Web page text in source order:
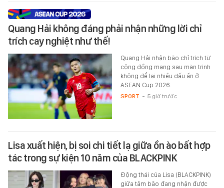
Quang Hải không đáng phải nhận những lời chỉ
trích cay nghiệt như thế!
Quang Hải nhận bão chỉ trích từ
cộng đồng mạng sau màn trình
không để lại nhiều dấu ấn ở
ASEAN Cup 2026.
SPORT - 5 giờ trước
Lisa xuất hiện, bị soi chi tiết lạ giữa ồn ào bất hợp
tác trong sự kiện 10 năm của BLACKPINK
Động thái của Lisa (BLACKPINK)
giữa tâm bão đang nhận được